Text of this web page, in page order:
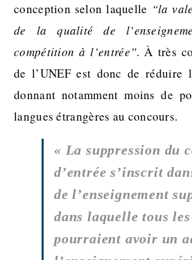
conception selon laquelle “la
de la qualité de
compétition à l’entrée”. À très
de l’UNEF est donc de réduire
donnant notamment moins de
langues étrangères au concours.
« La suppression du
d’entrée s’inscrit
de l’enseignement
dans laquelle tous
pourraient avoir un